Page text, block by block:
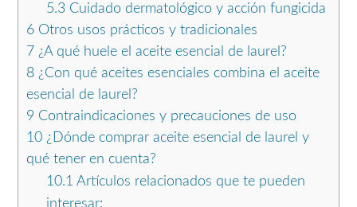
5.3Cuidado dermatológico y acción fungicida
6 Otros usos prácticos y tradicionales
7 ¿A qué huele el aceite esencial de laurel?
8 ¿Con qué aceites esenciales combina el aceite
esencial de laurel?
9 Contraindicaciones y precauciones de uso
10 ¿Dónde comprar aceite esencial de laurel y
qué tener en cuenta?
10.1 Artículos relacionados que te pueden
interesar: